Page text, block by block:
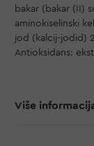
bakar (bakar (II)
aminokiselinski
jod (kalcij-jodid)
Antioksidans:
Više